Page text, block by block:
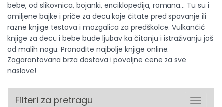
bebe, od slikovnica, bojanki, enciklopedija, romana... Tu su i
omiljene bajke i priče za decu koje čitate pred spavanje ili
razne knjige testova i mozgalica za predškolce. Vulkančić
knjige za decu i bebe bude ljubav ka čitanju i istraživanju još
od malih nogu. Pronađite najbolje knjige online.
Zagarantovana brza dostava i povoljne cene za sve
naslove!
Toggle
Filteri za pretragu